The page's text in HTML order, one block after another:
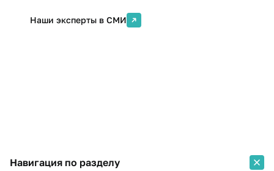
Наши эксперты в СМИ
Навигация по разделу